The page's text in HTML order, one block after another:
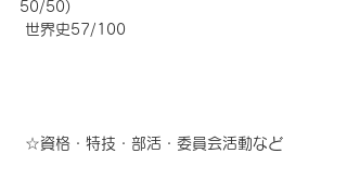
50/50)
世界史57/100
☆資格・特技・部活・委員会活動など